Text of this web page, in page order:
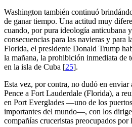
Washington también continuó
de ganar tiempo. Una actitud muy
cuando, por pura ideología anticubana
consecuencias para las navieras y para
Florida, el presidente Donald Trump
la mañana, la prohibición inmediata de
en la isla de Cuba [25].
Esta vez, por contra, no dudó en
Pence a Fort Lauderdale (Florida), a
en Port Everglades —uno de los
importantes del mundo—, con los
compañías cruceristas preocupados por